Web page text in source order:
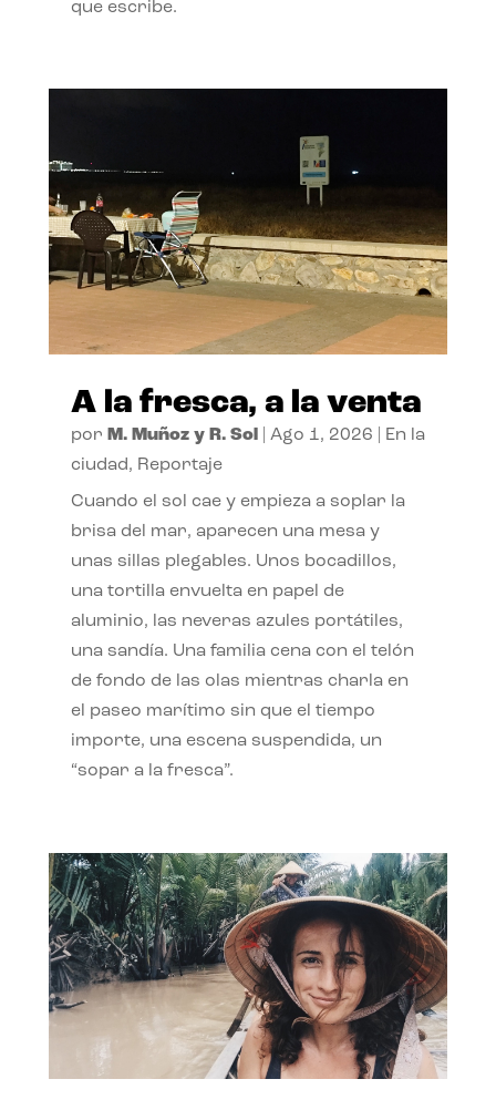
que escribe.
A la fresca, a la venta
por M. Muñoz y R. Sol| Ago 1, 2026
En la
ciudad, Reportaje
Cuando el sol cae y empieza a soplar la
brisa del mar, aparecen una mesa y
unas sillas plegables. Unos bocadillos,
una tortilla envuelta en papel de
aluminio, las neveras azules portátiles,
una sandía. Una familia cena con el telón
de fondo de las olas mientras charla en
el paseo marítimo sin que el tiempo
importe, una escena suspendida, un
“sopar a la fresca”.